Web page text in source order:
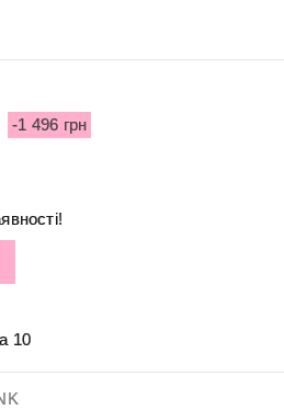
-1 496 грн
10